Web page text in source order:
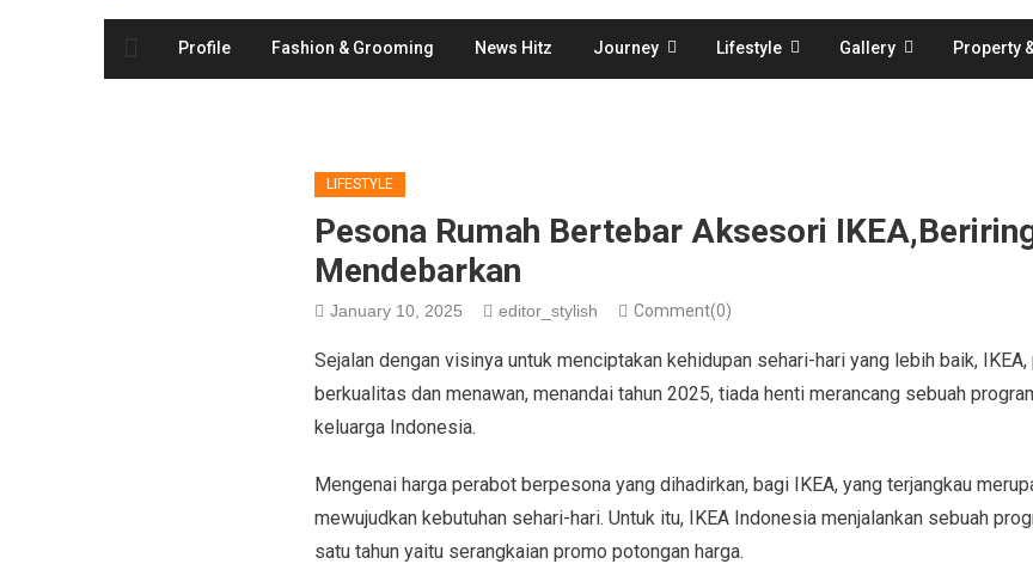
Profile Fashion & Grooming News Hitz Journey Lifestyle Gallery Property
LIFESTYLE
Pesona Rumah Bertebar Aksesori
Mendebarkan
January 10, 2025 editor_stylish Comment(0)
Sejalan dengan visinya untuk menciptakan kehidupan sehari-hari yang lebih baik,
berkualitas dan menawan, menandai tahun 2025, tiada henti merancang sebuah
keluarga Indonesia.
Mengenai harga perabot berpesona yang dihadirkan, bagi IKEA, yang terjangkau
mewujudkan kebutuhan sehari-hari. Untuk itu, IKEA Indonesia menjalankan sebuah
satu tahun yaitu serangkaian promo potongan harga.